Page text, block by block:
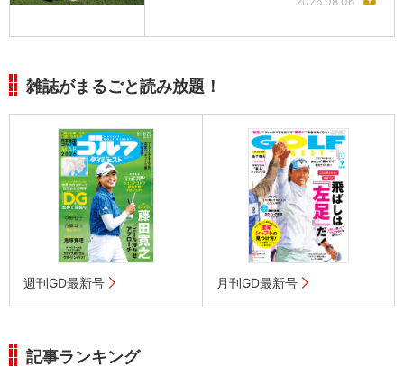
雑誌がまるごと読み放題！
週刊GD最新号 月刊GD最新号
記事ランキング